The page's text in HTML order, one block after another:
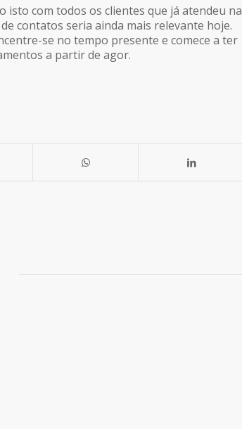
isto com todos os clientes que já atendeu na
contatos seria ainda mais relevante hoje.
se no tempo presente e comece a ter
a partir de agor.